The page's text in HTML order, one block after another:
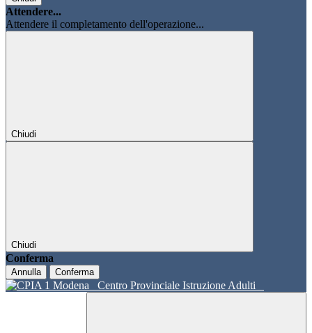
Attendere...
Attendere il completamento dell'operazione...
Chiudi
Chiudi
Conferma
Annulla Conferma
Centro Provinciale Istruzione Adulti